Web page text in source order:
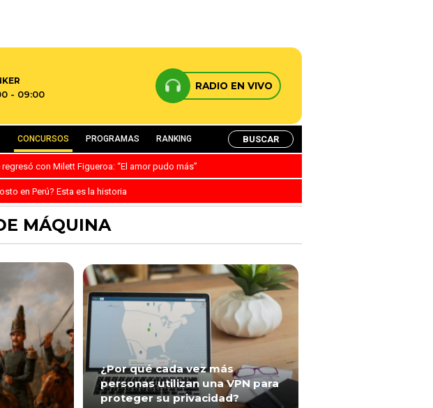
- 09:00
RADIO EN VIVO
CONCURSOS PROGRAMAS RANKING BUSCAR
con Milett Figueroa: “El amor pudo más”
en Perú? Esta es la historia
MÁQUINA
¿Por qué cada vez más
personas utilizan una VPN para
proteger su privacidad?